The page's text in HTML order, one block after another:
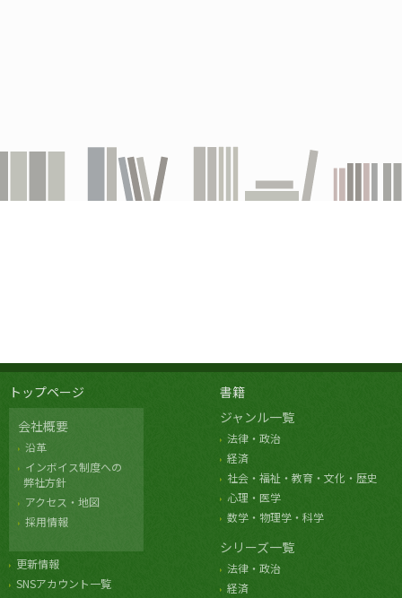
トップページ
会社概要
沿革
インボイス制度への
弊社方針
アクセス・地図
採用情報
更新情報
SNSアカウント一覧
書籍
ジャンル一覧
法律・政治
経済
社会・福祉・教育・文化・歴史
心理・医学
数学・物理学・科学
シリーズ一覧
法律・政治
経済